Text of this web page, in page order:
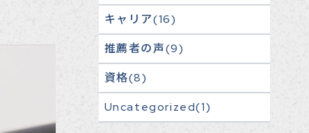
キャリア(16)
推薦者の声(9)
資格(8)
Uncategorized(1)